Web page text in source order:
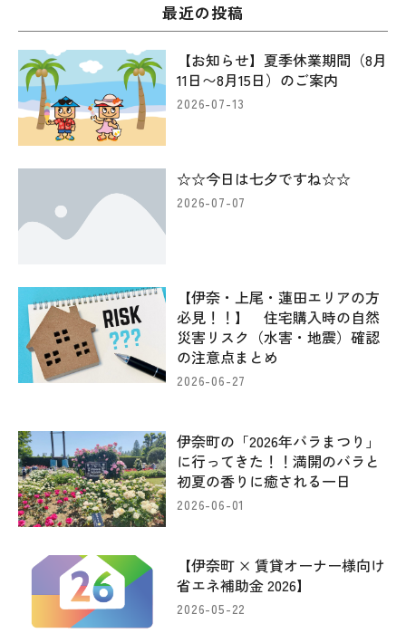
最近の投稿
【お知らせ】夏季休業期間（8月
11日〜8月15日）のご案内
2026-07-13
☆☆今日は七夕ですね☆☆
2026-07-07
【伊奈・上尾・蓮田エリアの方
必見！！】 住宅購入時の自然
災害リスク（水害・地震）確認
の注意点まとめ
2026-06-27
伊奈町の「2026年バラまつり」
に行ってきた！！満開のバラと
初夏の香りに癒される一日
2026-06-01
【伊奈町 × 賃貸オーナー様向け
省エネ補助金 2026】
2026-05-22